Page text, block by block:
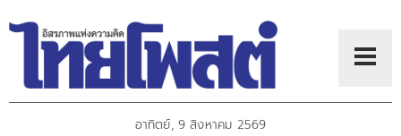
อาทิตย์, 9 สิงหาคม 2569